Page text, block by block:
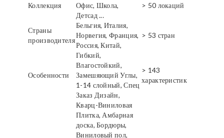
Коллекция
Офис, Школа,
Детсад ...
> 50 локаций
Страны
производителя
Бельгия, Италия,
Норвегия, Франция,
Россия, Китай,
> 53 стран
Особенности
Гибкий,
Влагостойкий,
Замешяющий Углы,
1-14 слойный, Спец
Заказ Дизайн,
> 143
характеристик
Кварц-Виниловая
Плитка, Амбарная
доска, Бордюры,
Виниловый пол,